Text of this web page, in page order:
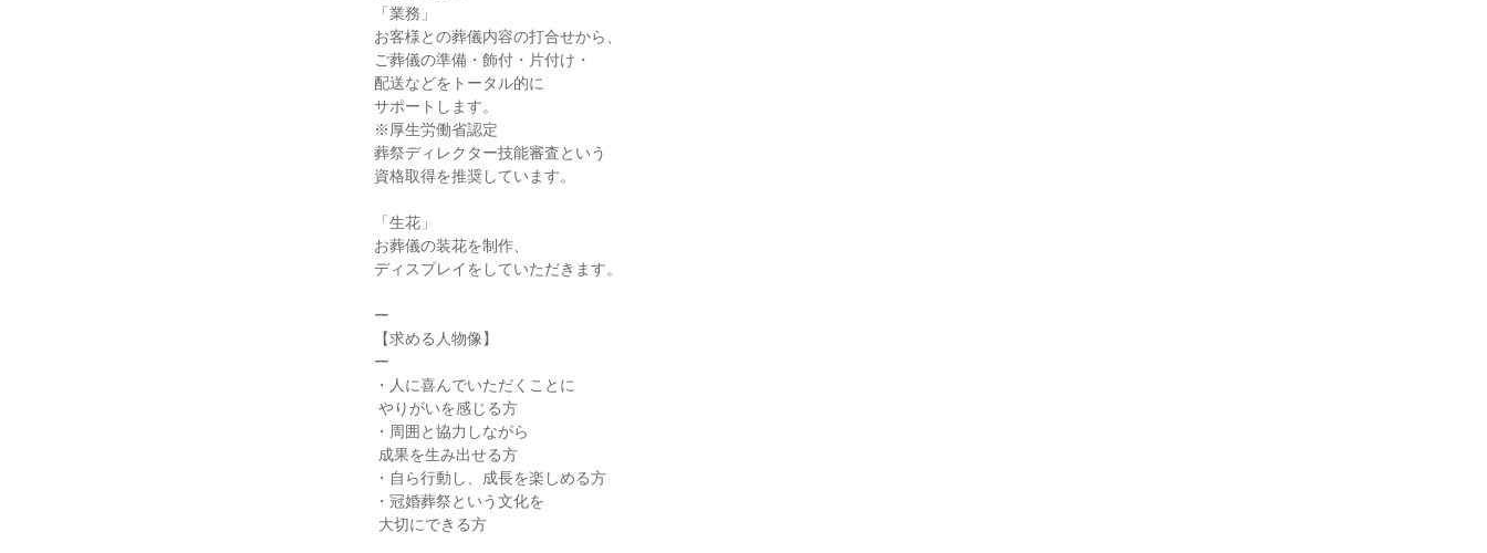
「業務」
お客様との葬儀内容の打合せから、
ご葬儀の準備・飾付・片付け・
配送などをトータル的に
サポートします。
※厚生労働省認定
葬祭ディレクター技能審査という
資格取得を推奨しています。
「生花」
お葬儀の装花を制作、
ディスプレイをしていただきます。
ー
【求める人物像】
ー
・人に喜んでいただくことに
・周囲と協力しながら
・自ら行動し、成長を楽しめる方
・冠婚葬祭という文化を